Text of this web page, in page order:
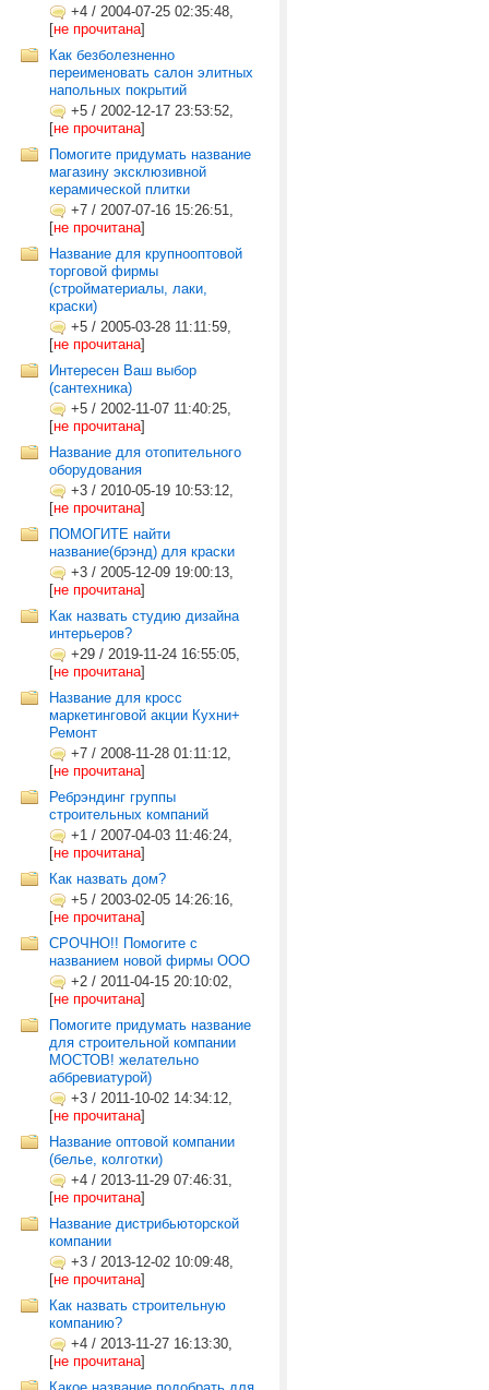
+4 / 2004-07-25 02:35:48,
[не прочитана]
Как безболезненно
переименовать салон элитных
напольных покрытий
+5 / 2002-12-17 23:53:52,
[не прочитана]
Помогите придумать название
магазину эксклюзивной
керамической плитки
+7 / 2007-07-16 15:26:51,
[не прочитана]
Название для крупнооптовой
торговой фирмы
(стройматериалы, лаки,
краски)
+5 / 2005-03-28 11:11:59,
[не прочитана]
Интересен Ваш выбор
(сантехника)
+5 / 2002-11-07 11:40:25,
[не прочитана]
Название для отопительного
оборудования
+3 / 2010-05-19 10:53:12,
[не прочитана]
ПОМОГИТЕ найти
название(брэнд) для краски
+3 / 2005-12-09 19:00:13,
[не прочитана]
Как назвать студию дизайна
интерьеров?
+29 / 2019-11-24 16:55:05,
[не прочитана]
Название для кросс
маркетинговой акции Кухни+
Ремонт
+7 / 2008-11-28 01:11:12,
[не прочитана]
Ребрэндинг группы
строительных компаний
+1 / 2007-04-03 11:46:24,
[не прочитана]
Как назвать дом?
+5 / 2003-02-05 14:26:16,
[не прочитана]
СРОЧНО!! Помогите с
названием новой фирмы ООО
+2 / 2011-04-15 20:10:02,
[не прочитана]
Помогите придумать название
для строительной компании
МОСТОВ! желательно
аббревиатурой)
+3 / 2011-10-02 14:34:12,
[не прочитана]
Название оптовой компании
(белье, колготки)
+4 / 2013-11-29 07:46:31,
[не прочитана]
Название дистрибьюторской
компании
+3 / 2013-12-02 10:09:48,
[не прочитана]
Как назвать строительную
компанию?
+4 / 2013-11-27 16:13:30,
[не прочитана]